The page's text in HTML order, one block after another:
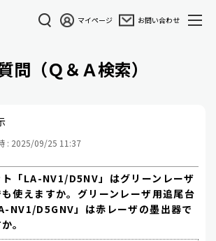
マイページ お問い合わせ
問（Ｑ＆Ａ検索）
: 2025/09/25 11:37
「LA-NV1/D5NV」はグリーンレーザ
使えますか。グリーンレーザ用追尾台
NV1/D5GNV」は赤レーザの墨出器で
。